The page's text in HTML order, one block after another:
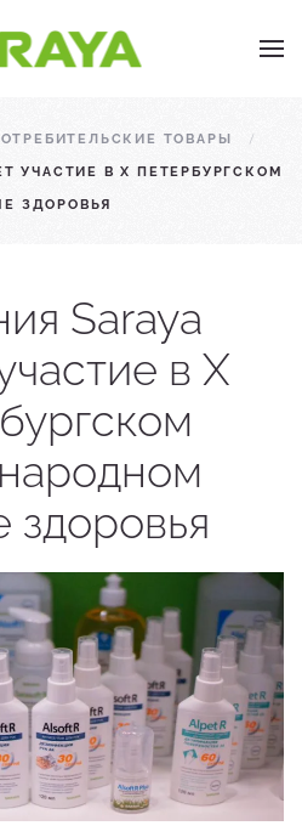
ТОВАРЫ
УЧАСТИЕ В X ПЕТЕРБУРГСКОМ
ЗДОРОВЬЯ
Saraya
в X